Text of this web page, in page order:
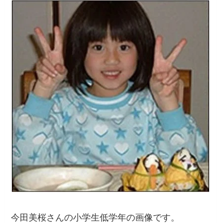
今田美桜さんの小学生低学年の画像です。